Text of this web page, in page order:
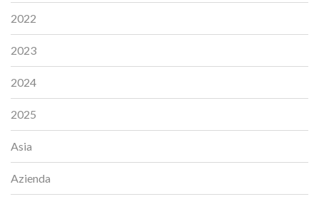
2022
2023
2024
2025
Asia
Azienda